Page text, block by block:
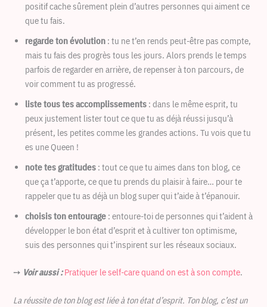
positif cache sûrement plein d’autres personnes qui aiment ce
que tu fais.
regarde ton évolution : tu ne t’en rends peut-être pas compte,
mais tu fais des progrès tous les jours. Alors prends le temps
parfois de regarder en arrière, de repenser à ton parcours, de
voir comment tu as progressé.
liste tous tes accomplissements : dans le même esprit, tu
peux justement lister tout ce que tu as déjà réussi jusqu’à
présent, les petites comme les grandes actions. Tu vois que tu
es une Queen !
note tes gratitudes : tout ce que tu aimes dans ton blog, ce
que ça t’apporte, ce que tu prends du plaisir à faire… pour te
rappeler que tu as déjà un blog super qui t’aide à t’épanouir.
choisis ton entourage : entoure-toi de personnes qui t’aident à
développer le bon état d’esprit et à cultiver ton optimisme,
suis des personnes qui t’inspirent sur les réseaux sociaux.
➙ Voir aussi :Pratiquer le self-care quand on est à son compte.
La réussite de ton blog est liée à ton état d’esprit. Ton blog, c’est un